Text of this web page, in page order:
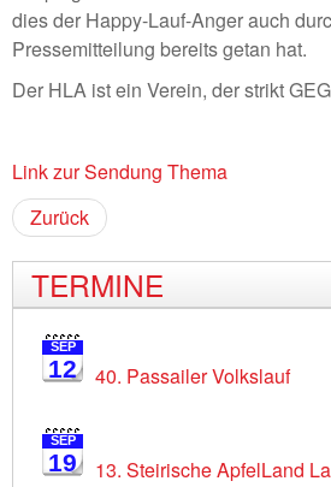
dies der Happy-Lauf-Anger auch
Pressemitteilung bereits getan hat.
Der HLA ist ein Verein, der strikt
Link zur Sendung Thema
Zurück
TERMINE
SEP
12 40. Passailer Volkslauf
SEP
19 13. Steirische ApfelLand